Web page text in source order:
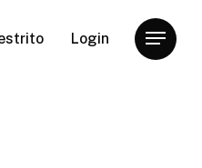
Login Menu